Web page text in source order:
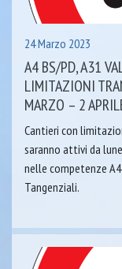
24 Marzo 2023
A4 BS/PD, A31
LIMITAZIONI
MARZO – 2
Cantieri con
saranno attivi da
nelle competenze
Tangenziali.